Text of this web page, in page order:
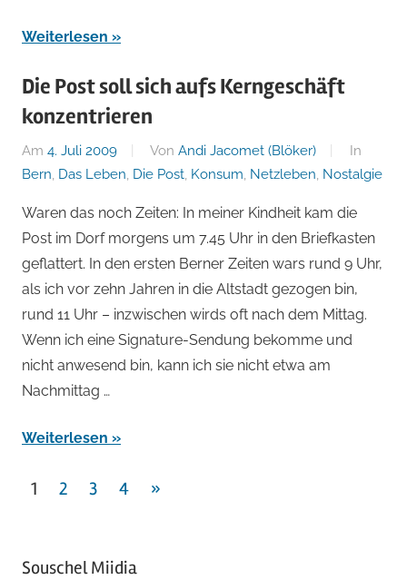
Weiterlesen
Die Post soll sich aufs Kerngeschäft
konzentrieren
Am 4. Juli 2009 Von Andi Jacomet (Blöker)
In
Bern, Das Leben, Die Post, Konsum, Netzleben, Nostalgie
Waren das noch Zeiten: In meiner Kindheit kam die
Post im Dorf morgens um 7.45 Uhr in den Briefkasten
geflattert. In den ersten Berner Zeiten wars rund 9 Uhr,
als ich vor zehn Jahren in die Altstadt gezogen bin,
rund 11 Uhr – inzwischen wirds oft nach dem Mittag.
Wenn ich eine Signature-Sendung bekomme und
nicht anwesend bin, kann ich sie nicht etwa am
Nachmittag …
Weiterlesen
Seitennummerierung
Beiträge
1 2 3 4
Nächste
»
Souschel Miidia